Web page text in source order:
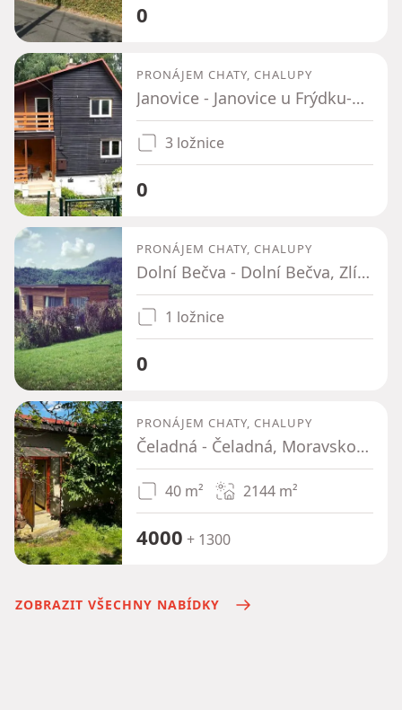
0
PRONÁJEM CHATY, CHALUPY
Janovice - Janovice u Frýdku-Místku, Moravskoslezský kraj
3 ložnice
0
PRONÁJEM CHATY, CHALUPY
Dolní Bečva - Dolní Bečva, Zlínský kraj
1 ložnice
0
PRONÁJEM CHATY, CHALUPY
Čeladná - Čeladná, Moravskoslezský kraj
40 m² 2144 m²
4000 + 1300
ZOBRAZIT VŠECHNY NABÍDKY